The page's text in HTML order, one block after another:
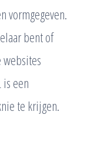
vormgegeven.
bent of
een
te krijgen.